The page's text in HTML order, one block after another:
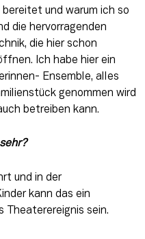
und warum ich so
die hervorragenden
die hier schon
Ich habe hier ein
Ensemble, alles
genommen wird
betreiben kann.
und in der
kann das ein
Theaterereignis sein.